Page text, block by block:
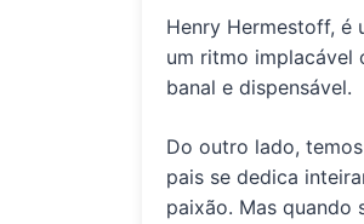
Henry Hermestoff, é
um ritmo implacável
banal e dispensável.
Do outro lado,
pais se dedica
paixão. Mas quando